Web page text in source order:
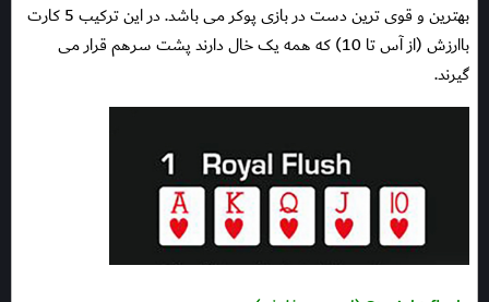
بهترین و قوی ترین دست در بازی پوکر می باشد. در این ترکیب 5 کارت
باارزش (از آس تا 10) که همه یک خال دارند پشت سرهم قرار می
گیرند.